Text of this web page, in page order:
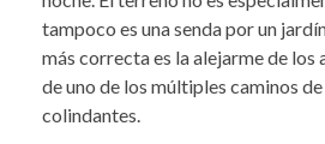
tampoco es una senda por un
más correcta es la alejarme de los
de uno de los múltiples caminos
colindantes.